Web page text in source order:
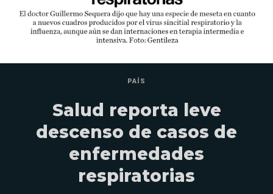
PAÍS
Salud reporta leve
descenso de casos de
enfermedades
respiratorias